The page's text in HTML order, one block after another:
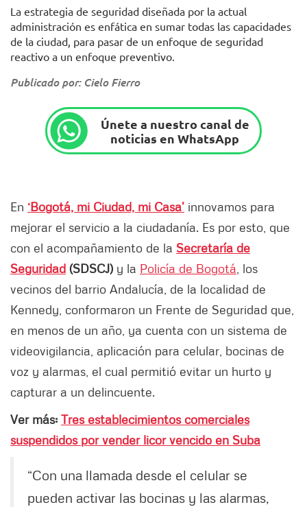
La estrategia de seguridad diseñada por la actual
administración es enfática en sumar todas las capacidades
de la ciudad, para pasar de un enfoque de seguridad
reactivo a un enfoque preventivo.
Publicado por: Cielo Fierro
Únete a nuestro canal de
noticias en WhatsApp
En ‘Bogotá, mi Ciudad, mi Casa’ innovamos para
mejorar el servicio a la ciudadanía. Es por esto, que
con el acompañamiento de la Secretaría de
Seguridad (SDSCJ) y la Policía de Bogotá , los
vecinos del barrio Andalucía, de la localidad de
Kennedy, conformaron un Frente de Seguridad que,
en menos de un año, ya cuenta con un sistema de
videovigilancia, aplicación para celular, bocinas de
voz y alarmas, el cual permitió evitar un hurto y
capturar a un delincuente.
Ver más: Tres establecimientos comerciales
suspendidos por vender licor vencido en Suba
“Con una llamada desde el celular se
pueden activar las bocinas y las alarmas,